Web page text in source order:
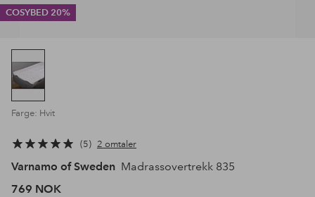
COSYBED 20%
Farge: Hvit
5 2 omtaler
Varnamo of Sweden Madrassovertrekk 835
769 NOK